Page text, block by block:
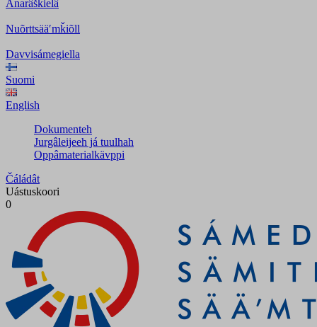
Anarâškielâ
Nuõrttsääʹmǩiõll
Davvisámegiella
Suomi
English
Dokumenteh
Jurgâleijeeh já tuulhah
Oppâmaterialkävppi
Čáládât
Uástuskoori
0